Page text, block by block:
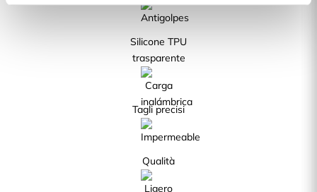
Silicone TPU
trasparente
Tagli precisi
Qualità